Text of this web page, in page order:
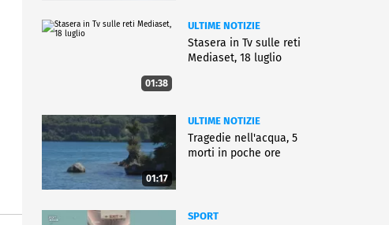
01:38
ULTIME NOTIZIE
Stasera in Tv sulle reti
Mediaset, 18 luglio
01:17
ULTIME NOTIZIE
Tragedie nell'acqua, 5
morti in poche ore
SPORT